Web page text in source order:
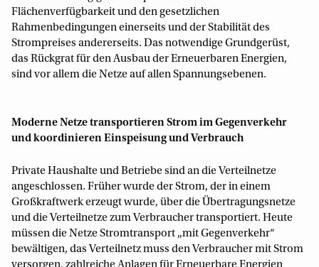
Flächenverfügbarkeit und den gesetzlichen
Rahmenbedingungen einerseits und der Stabilität des
Strompreises andererseits. Das notwendige Grundgerüst,
das Rückgrat für den Ausbau der Erneuerbaren Energien,
sind vor allem die Netze auf allen Spannungsebenen.
Moderne Netze transportieren Strom im Gegenverkehr
und koordinieren Einspeisung und Verbrauch
Private Haushalte und Betriebe sind an die Verteilnetze
angeschlossen. Früher wurde der Strom, der in einem
Großkraftwerk erzeugt wurde, über die Übertragungsnetze
und die Verteilnetze zum Verbraucher transportiert. Heute
müssen die Netze Stromtransport „mit Gegenverkehr“
bewältigen, das Verteilnetz muss den Verbraucher mit Strom